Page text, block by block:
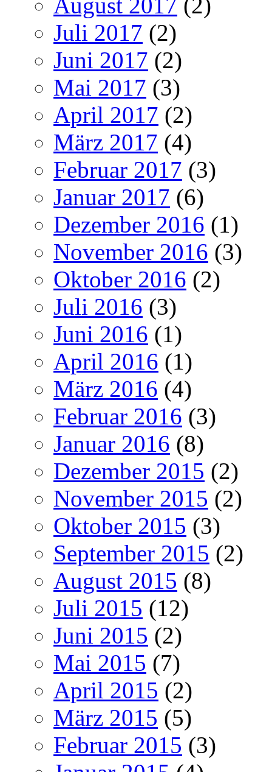
August 2017 (2)
Juli 2017 (2)
Juni 2017 (2)
Mai 2017 (3)
April 2017 (2)
März 2017 (4)
Februar 2017 (3)
Januar 2017 (6)
Dezember 2016 (1)
November 2016 (3)
Oktober 2016 (2)
Juli 2016 (3)
Juni 2016 (1)
April 2016 (1)
März 2016 (4)
Februar 2016 (3)
Januar 2016 (8)
Dezember 2015 (2)
November 2015 (2)
Oktober 2015 (3)
September 2015 (2)
August 2015 (8)
Juli 2015 (12)
Juni 2015 (2)
Mai 2015 (7)
April 2015 (2)
März 2015 (5)
Februar 2015 (3)